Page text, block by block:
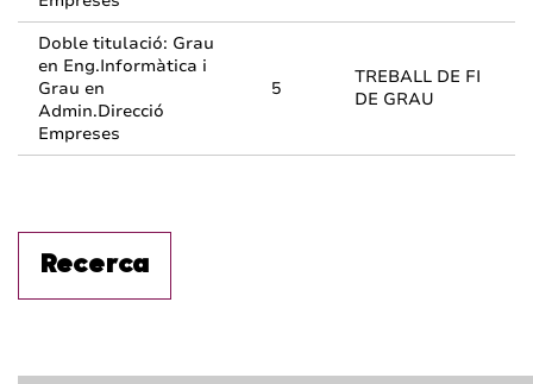
Doble titulació: Grau
en Eng.Informàtica i
Grau en
Admin.Direcció
Empreses
5
TREBALL DE FI
DE GRAU
Recerca